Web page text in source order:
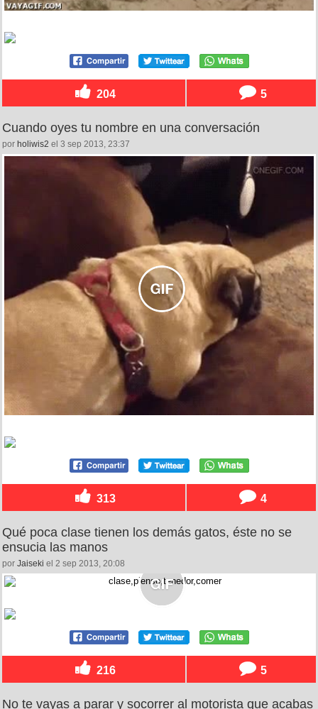
204 5
Cuando oyes tu nombre en una conversación
por holiwis2 el 3 sep 2013, 23:37
313 4
Qué poca clase tienen los demás gatos, éste no se
ensucia las manos
por Jaiseki el 2 sep 2013, 20:08
216 5
No te vayas a parar y socorrer al motorista que acabas